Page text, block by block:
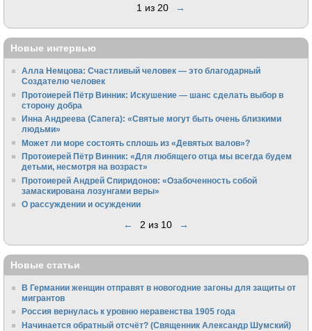
1 из 20 →
Новые интервью
Алла Немцова: Счастливый человек — это благодарный
Создателю человек
Протоиерей Пётр Винник: Искушение — шанс сделать выбор в
сторону добра
Инна Андреева (Сапега): «Святые могут быть очень близкими
людьми»
Может ли море состоять сплошь из «Девятых валов»?
Протоиерей Пётр Винник: «Для любящего отца мы всегда будем
детьми, несмотря на возраст»
Протоиерей Андрей Спиридонов: «Озабоченность собой
замаскирована лозунгами веры»
О рассуждении и осуждении
← 2 из 10 →
Новые статьи
В Германии женщин отправят в новогодние загоны для защиты от
мигрантов
Россия вернулась к уровню неравенства 1905 года
Начинается обратный отсчёт? (Священник Александр Шумский)